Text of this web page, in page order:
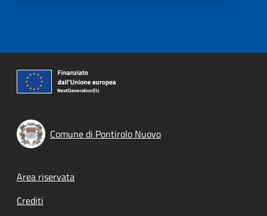
Comune di Pontirolo Nuovo
Footer menu
Area riservata
Crediti